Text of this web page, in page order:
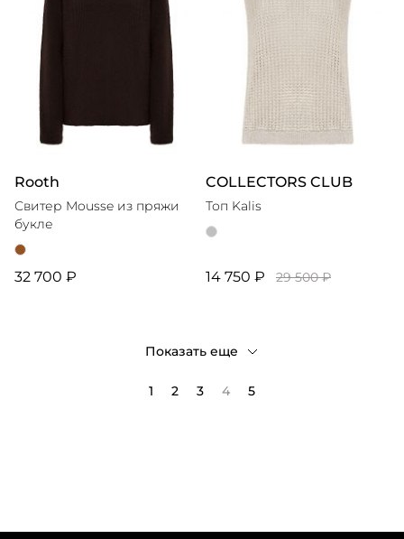
Rooth
Свитер Mousse из пряжи
букле
32 700 ₽
COLLECTORS CLUB
Топ Kalis
14 750 ₽ 29 500 ₽
Показать еще
1 2 3 4 5